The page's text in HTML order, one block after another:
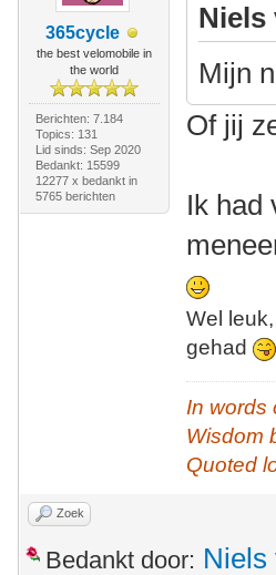
365cycle
the best velomobile in
the world
Berichten: 7.184
Topics: 131
Lid sinds: Sep 2020
Bedankt: 15599
12277 x bedankt in
5765 berichten
Niels
Mijn
Of jij
Ik had
Wel
gehad
In words
Wisdom
Quoted
Zoek
Bedankt door: Niels